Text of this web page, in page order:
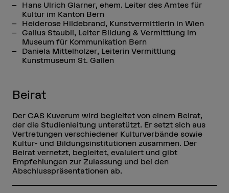
Hans Ulrich Glarner, ehem. Leiter des Amtes für
Kultur im Kanton Bern
Heiderose Hildebrand, Kunstvermittlerin in Wien
Gallus Staubli, Leiter Bildung & Vermittlung im
Museum für Kommunikation Bern
Daniela Mittelholzer, Leiterin Vermittlung
Kunstmuseum St. Gallen
Beirat
Der CAS Kuverum wird begleitet von einem Beirat,
der die Studienleitung unterstützt. Er setzt sich aus
Vertretungen verschiedener Kulturverbände sowie
Kultur- und Bildungsinstitutionen zusammen. Der
Beirat vernetzt, begleitet, evaluiert und gibt
Empfehlungen zur Zulassung und bei den
Abschlusspräsentationen ab.